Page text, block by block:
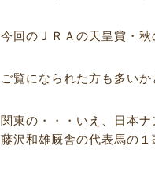
今回のＪＲＡの天皇賞・秋
ご覧になられた方も多い
関東の・・・いえ、日本
藤沢和雄厩舎の代表馬の１